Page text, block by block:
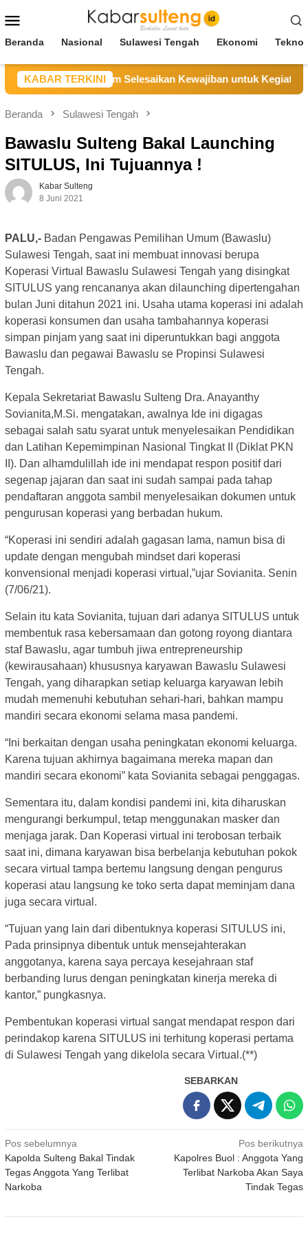
ke
Mobile
Beranda Nasional Sulawesi Tengah Ekonomi
KABAR TERKINI
CV BBN Belum Selesaikan Kewajiban untuk Kegiatan
Beranda Sulawesi Tengah
Bawaslu Sulteng Bakal Launching
SITULUS, Ini Tujuannya !
Kabar Sulteng
8 Juni 2021
PALU,- Badan Pengawas Pemilihan Umum (Bawaslu)
Sulawesi Tengah, saat ini membuat innovasi berupa
Koperasi Virtual Bawaslu Sulawesi Tengah yang disingkat
SITULUS yang rencananya akan dilaunching dipertengahan
bulan Juni ditahun 2021 ini. Usaha utama koperasi ini adalah
koperasi konsumen dan usaha tambahannya koperasi
simpan pinjam yang saat ini diperuntukkan bagi anggota
Bawaslu dan pegawai Bawaslu se Propinsi Sulawesi
Tengah.
Kepala Sekretariat Bawaslu Sulteng Dra. Anayanthy
Sovianita,M.Si. mengatakan, awalnya Ide ini digagas
sebagai salah satu syarat untuk menyelesaikan Pendidikan
dan Latihan Kepemimpinan Nasional Tingkat II (Diklat PKN
II). Dan alhamdulillah ide ini mendapat respon positif dari
segenap jajaran dan saat ini sudah sampai pada tahap
pendaftaran anggota sambil menyelesaikan dokumen untuk
pengurusan koperasi yang berbadan hukum.
“Koperasi ini sendiri adalah gagasan lama, namun bisa di
update dengan mengubah mindset dari koperasi
konvensional menjadi koperasi virtual,”ujar Sovianita. Senin
(7/06/21).
Selain itu kata Sovianita, tujuan dari adanya SITULUS untuk
membentuk rasa kebersamaan dan gotong royong diantara
staf Bawaslu, agar tumbuh jiwa entrepreneurship
(kewirausahaan) khususnya karyawan Bawaslu Sulawesi
Tengah, yang diharapkan setiap keluarga karyawan lebih
mudah memenuhi kebutuhan sehari-hari, bahkan mampu
mandiri secara ekonomi selama masa pandemi.
“Ini berkaitan dengan usaha peningkatan ekonomi keluarga.
Karena tujuan akhirnya bagaimana mereka mapan dan
mandiri secara ekonomi” kata Sovianita sebagai penggagas.
Sementara itu, dalam kondisi pandemi ini, kita diharuskan
mengurangi berkumpul, tetap menggunakan masker dan
menjaga jarak. Dan Koperasi virtual ini terobosan terbaik
saat ini, dimana karyawan bisa berbelanja kebutuhan pokok
secara virtual tampa bertemu langsung dengan pengurus
koperasi atau langsung ke toko serta dapat meminjam dana
juga secara virtual.
“Tujuan yang lain dari dibentuknya koperasi SITULUS ini,
Pada prinsipnya dibentuk untuk mensejahterakan
anggotanya, karena saya percaya kesejahraan staf
berbanding lurus dengan peningkatan kinerja mereka di
kantor,” pungkasnya.
Pembentukan koperasi virtual sangat mendapat respon dari
perindakop karena SITULUS ini terhitung koperasi pertama
di Sulawesi Tengah yang dikelola secara Virtual.(**)
SEBARKAN
Navigasi
pos
Pos sebelumnya
Kapolda Sulteng Bakal Tindak
Tegas Anggota Yang Terlibat
Narkoba
Pos berikutnya
Kapolres Buol : Anggota Yang
Terlibat Narkoba Akan Saya
Tindak Tegas